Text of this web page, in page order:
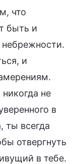
что
быть и
и
не
в
ты всегда
отвергнуть
в тебе.